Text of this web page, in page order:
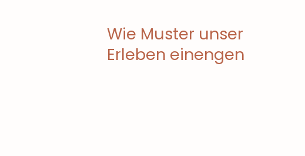
Wie Muster unser
Erleben einengen